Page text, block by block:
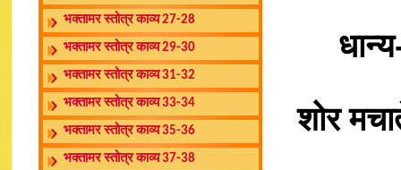
भक्तामर स्तोत्र काव्य 27-28
भक्तामर स्तोत्र काव्य 29-30
भक्तामर स्तोत्र काव्य 31-32
भक्तामर स्तोत्र काव्य 33-34
भक्तामर स्तोत्र काव्य 35-36
भक्तामर स्तोत्र काव्य 37-38
शोर